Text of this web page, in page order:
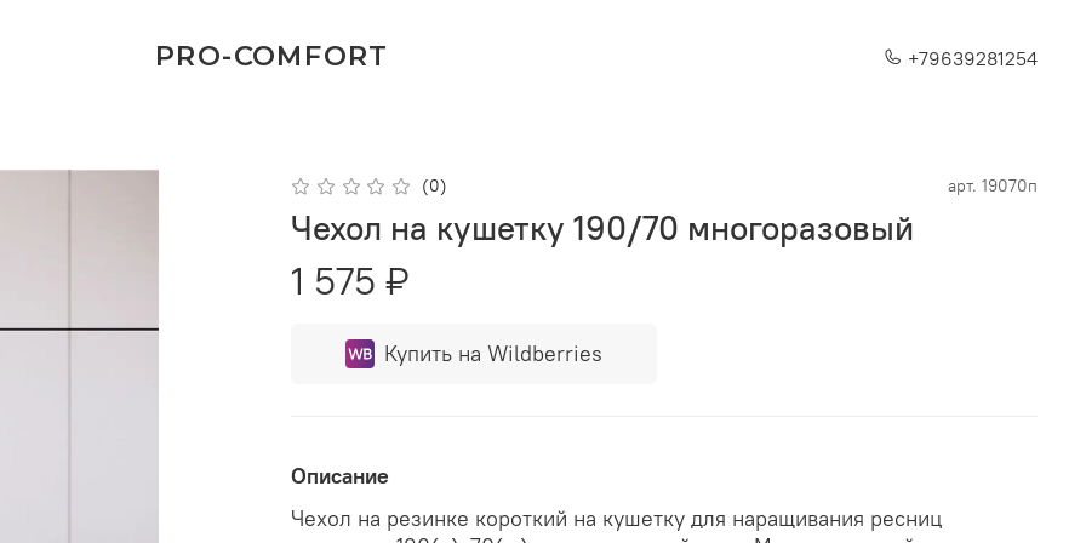
PRO-COMFORT +79639281254
(0) арт. 19070п
Чехол на кушетку 190/70 многоразовый
1 575 ₽
Купить на Wildberries
Описание
Чехол на резинке короткий на кушетку для наращивания ресниц